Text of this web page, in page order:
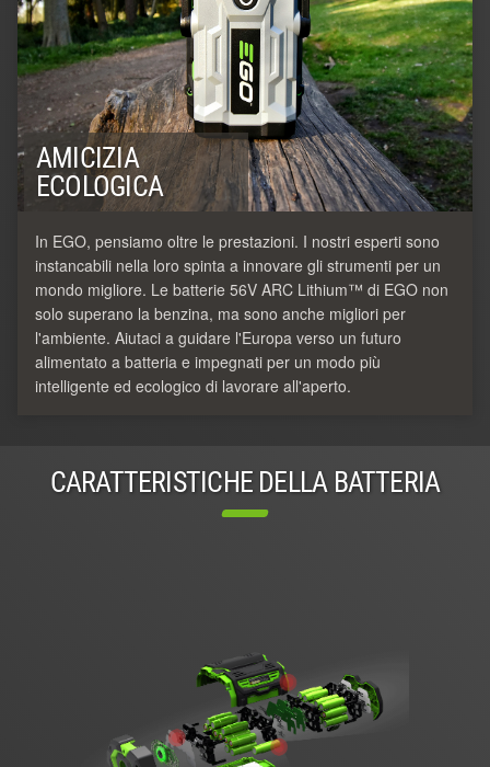
AMICIZIA
ECOLOGICA
In EGO, pensiamo oltre le prestazioni. I nostri esperti sono
instancabili nella loro spinta a innovare gli strumenti per un
mondo migliore. Le batterie 56V ARC Lithium™ di EGO non
solo superano la benzina, ma sono anche migliori per
l'ambiente. Aiutaci a guidare l'Europa verso un futuro
alimentato a batteria e impegnati per un modo più
intelligente ed ecologico di lavorare all'aperto.
CARATTERISTICHE DELLA BATTERIA